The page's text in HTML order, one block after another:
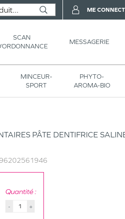
SCAN
MESSAGERIE
MINCEUR-
SPORT
PHYTO-
AROMA-BIO
ME
PÂTE DENTIFRICE
Quantité :
- +